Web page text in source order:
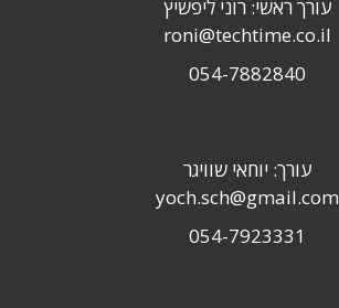
עורך ראשי: רוני ליפשיץ
roni@techtime.co.il
054-7882840
עורך: יוחאי שוויגר
yoch.sch@gmail.com
054-7923331